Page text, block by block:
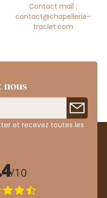
Contact mail :
contact@chapellerie-
traclet.com
nous
et recevez toutes les